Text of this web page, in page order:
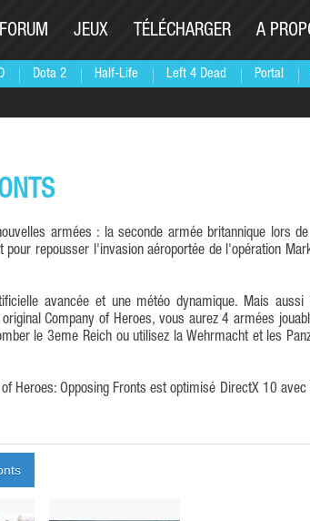
Dota 2 Half-Life Left 4 Dead Portal
FORUM JEUX TÉLÉCHARGER A
pour repousser l'invasion aéroportée de l'opération
avancée et une météo dynamique. Mais aussi
Company of Heroes, vous aurez 4 armées
le 3eme Reich ou utilisez la Wehrmacht et les
Heroes: Opposing Fronts est optimisé DirectX 10 avec